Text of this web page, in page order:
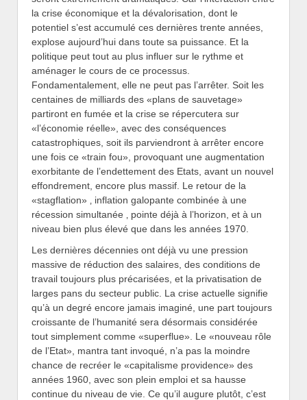
la crise économique et la dévalorisation, dont le
potentiel s’est accumulé ces dernières trente années,
explose aujourd’hui dans toute sa puissance. Et la
politique peut tout au plus influer sur le rythme et
aménager le cours de ce processus.
Fondamentalement, elle ne peut pas l’arrêter. Soit les
centaines de milliards des «plans de sauvetage»
partiront en fumée et la crise se répercutera sur
«l’économie réelle», avec des conséquences
catastrophiques, soit ils parviendront à arrêter encore
une fois ce «train fou», provoquant une augmentation
exorbitante de l’endettement des Etats, avant un nouvel
effondrement, encore plus massif. Le retour de la
«stagflation» ‚ inflation galopante combinée à une
récession simultanée ‚ pointe déjà à l’horizon, et à un
niveau bien plus élevé que dans les années 1970.
Les dernières décennies ont déjà vu une pression
massive de réduction des salaires, des conditions de
travail toujours plus précarisées, et la privatisation de
larges pans du secteur public. La crise actuelle signifie
qu’à un degré encore jamais imaginé, une part toujours
croissante de l’humanité sera désormais considérée
tout simplement comme «superflue». Le «nouveau rôle
de l’Etat», mantra tant invoqué, n’a pas la moindre
chance de recréer le «capitalisme providence» des
années 1960, avec son plein emploi et sa hausse
continue du niveau de vie. Ce qu’il augure plutôt, c’est